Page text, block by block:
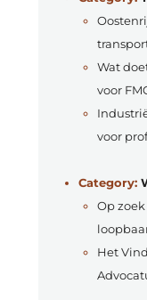
Wat
voor
voor
Category:
Op
Het